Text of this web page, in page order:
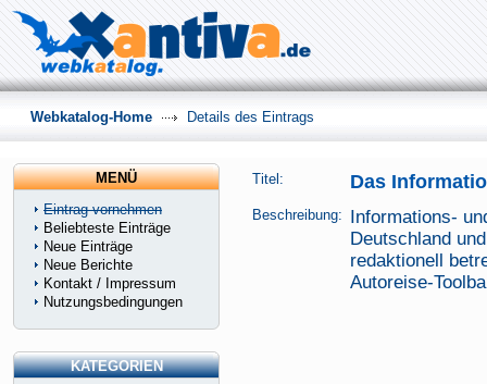
Titel: Das
Beschreibung: Informations-
Deutschland
redaktionell
Autoreise-
Webkatalog-Home Details des Eintrags
MENÜ
Eintrag vornehmen
Beliebteste Einträge
Neue Einträge
Neue Berichte
Kontakt / Impressum
Nutzungsbedingungen
KATEGORIEN